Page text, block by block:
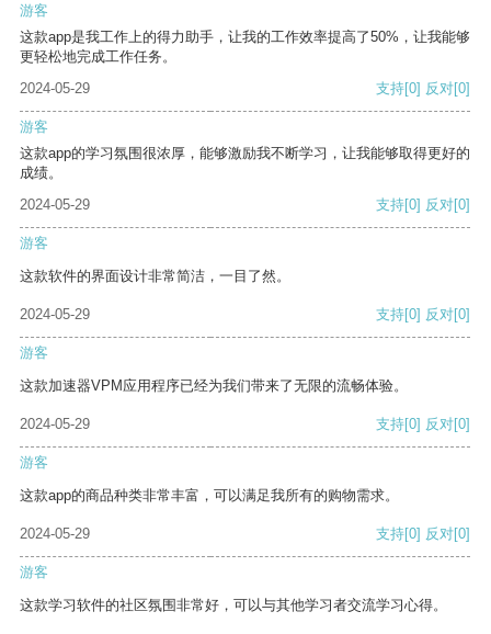
游客
这款app是我工作上的得力助手，让我的工作效率提高了50%，让我能够
更轻松地完成工作任务。
2024-05-29
支持[0] 反对[0]
游客
这款app的学习氛围很浓厚，能够激励我不断学习，让我能够取得更好的
成绩。
2024-05-29
支持[0] 反对[0]
游客
这款软件的界面设计非常简洁，一目了然。
2024-05-29 支持[0] 反对[0]
游客
这款加速器VPM应用程序已经为我们带来了无限的流畅体验。
2024-05-29 支持[0] 反对[0]
游客
这款app的商品种类非常丰富，可以满足我所有的购物需求。
2024-05-29 支持[0] 反对[0]
游客
这款学习软件的社区氛围非常好，可以与其他学习者交流学习心得。